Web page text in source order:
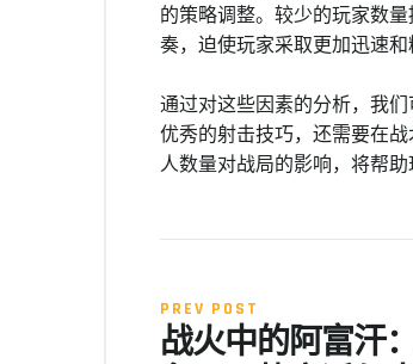
的策略调整。较少的玩家数
奏，迫使玩家采取更加迅速和
通过对这些因素的分析，我
优秀的射击技巧，还需要在
人数量对战局的影响，将帮
PREV POST
战火中的阿富汗